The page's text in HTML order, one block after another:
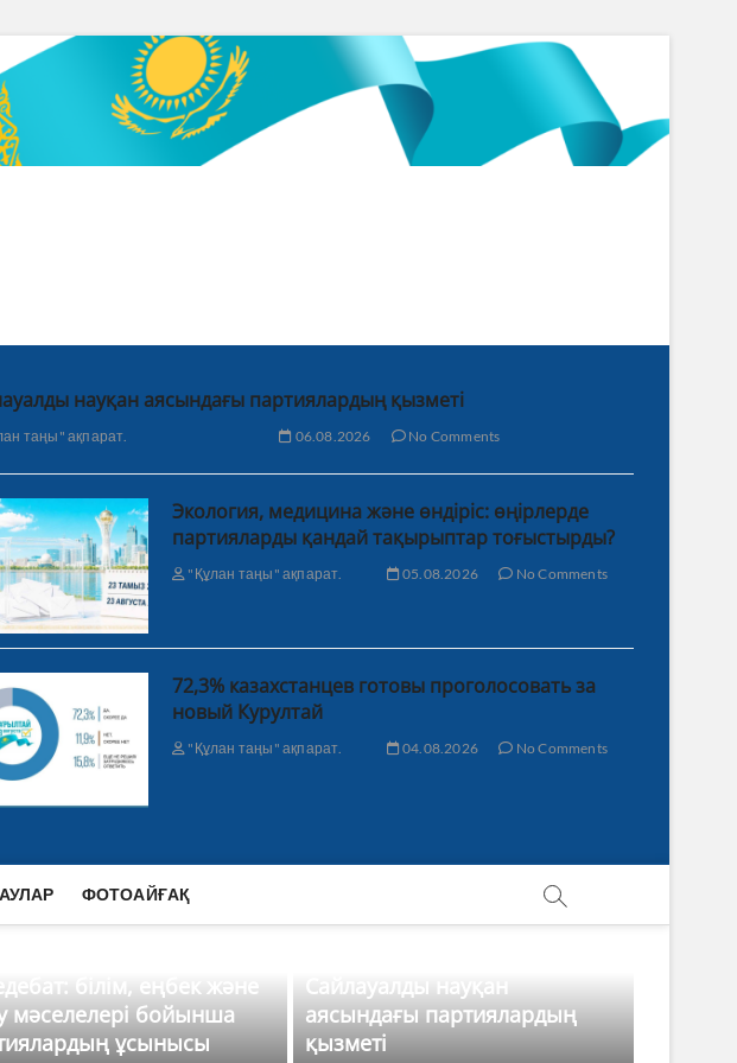
науқан аясындағы партиялардың қызметі
таңы" ақпарат. 06.08.2026 No Comments
Экология, медицина және өндіріс: өңірлерде
партияларды қандай тақырыптар тоғыстырды?
"Құлан таңы" ақпарат. 05.08.2026 No Comments
72,3% казахстанцев готовы проголосовать за
новый Курултай
"Құлан таңы" ақпарат. 04.08.2026 No Comments
ФОТОАЙҒАҚ
білім, еңбек және
мәселелері бойынша
ұсынысы
Сайлауалды науқан
аясындағы партиялардың
қызметі